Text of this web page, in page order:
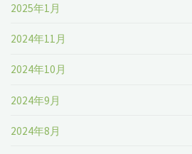
2025年1月
2024年11月
2024年10月
2024年9月
2024年8月